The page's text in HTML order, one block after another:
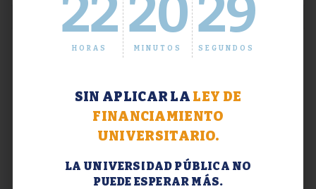
22
HORAS
20
MINUTOS
30
SEGUNDOS
SIN APLICAR LA LEY DE
FINANCIAMIENTO
UNIVERSITARIO.
LA UNIVERSIDAD PÚBLICA NO
PUEDE ESPERAR MÁS.